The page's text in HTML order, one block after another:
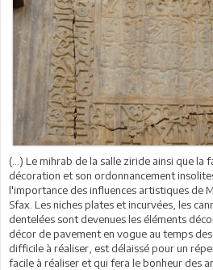
(…) Le mihrab de la salle ziride ainsi que la
décoration et son ordonnancement
l'importance des influences artistiques de
Sfax. Les niches plates et incurvées, les
dentelées sont devenues les éléments
décor de pavement en vogue au temps
difficile à réaliser, est délaissé pour un
facile à réaliser et qui fera le bonheur des